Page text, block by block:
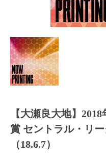
【大瀬良大地】
賞 セントラル・リ
（18.6.7）